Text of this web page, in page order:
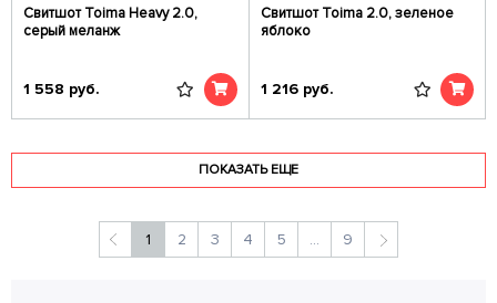
Свитшот Toima Heavy 2.0,
серый меланж
1 558 руб.
Свитшот Toima 2.0, зеленое
яблоко
1 216 руб.
ПОКАЗАТЬ ЕЩЕ
1 2 3 4 5 ... 9